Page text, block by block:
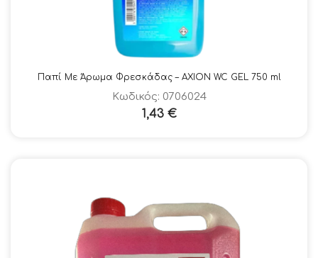
Παπί Με Άρωμα Φρεσκάδας – AXION WC GEL 750 ml
Κωδικός: 0706024
1,43 €